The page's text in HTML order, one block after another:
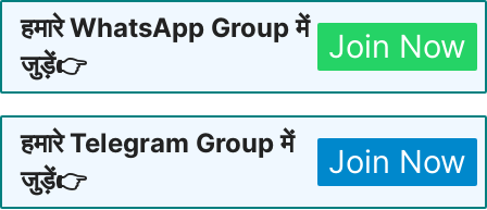
हमारे WhatsApp Group में
जुड़ें👉
Join Now
हमारे Telegram Group में
जुड़ें👉
Join Now